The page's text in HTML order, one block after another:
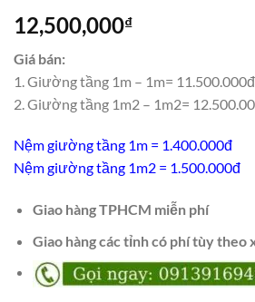
12,500,000₫
Giá bán:
1. Giường tầng 1m – 1m= 11.500.000đ
2. Giường tầng 1m2 – 1m2=
Nệm giường tầng 1m = 1.400.000đ
Nệm giường tầng 1m2 = 1.500.000đ
Giao hàng TPHCM miễn phí
Giao hàng các tỉnh có phí tùy theo